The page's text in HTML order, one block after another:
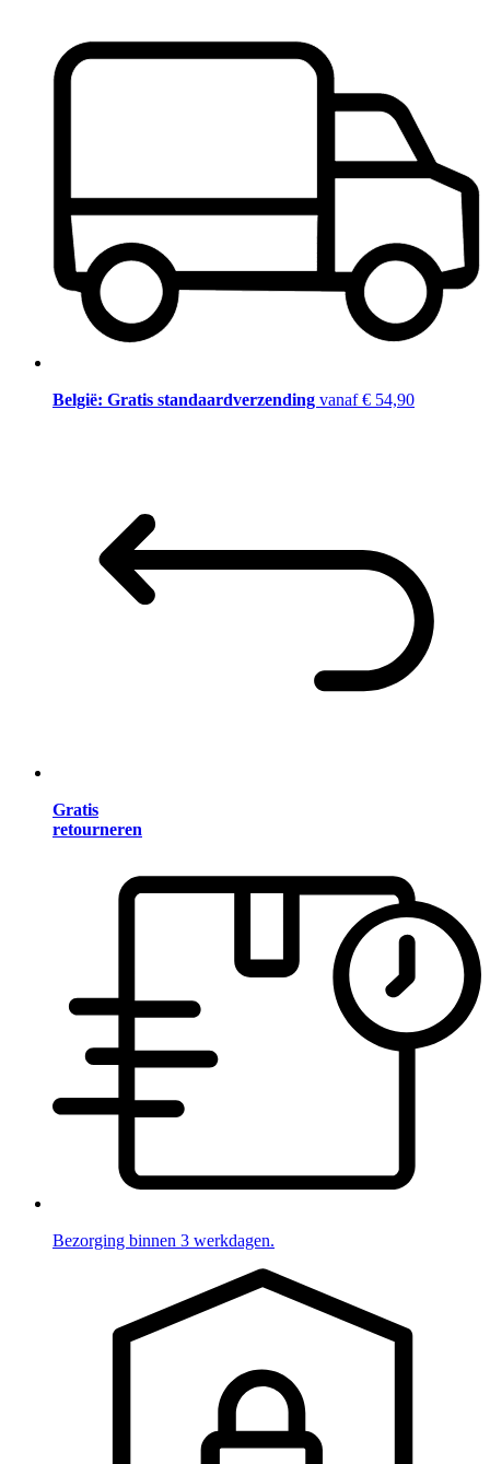
België: Gratis standaardverzending vanaf € 54,90
Gratis
retourneren
Bezorging binnen 3 werkdagen.